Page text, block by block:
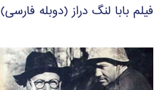
فیلم بابا لنگ دراز (دوبله فارسی)